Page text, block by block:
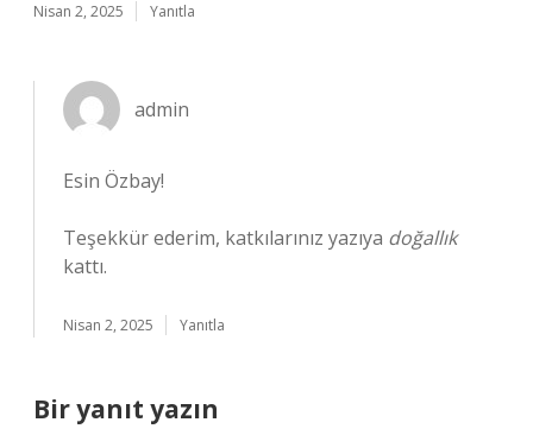
Nisan 2, 2025 Yanıtla
admin
Esin Özbay!
Teşekkür ederim, katkılarınız yazıya doğallık
kattı.
Nisan 2, 2025 Yanıtla
Bir yanıt yazın